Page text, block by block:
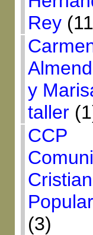
Rey
y
taller
CCP
(3)